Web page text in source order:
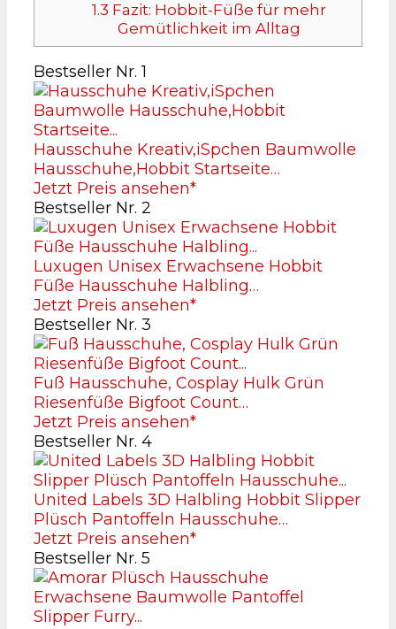
1.3 Fazit: Hobbit-Füße für mehr
Gemütlichkeit im Alltag
Bestseller Nr. 1
Hausschuhe Kreativ,iSpchen Baumwolle
Hausschuhe,Hobbit Startseite…
Jetzt Preis ansehen*
Bestseller Nr. 2
Luxugen Unisex Erwachsene Hobbit
Füße Hausschuhe Halbling…
Jetzt Preis ansehen*
Bestseller Nr. 3
Fuß Hausschuhe, Cosplay Hulk Grün
Riesenfüße Bigfoot Count…
Jetzt Preis ansehen*
Bestseller Nr. 4
United Labels 3D Halbling Hobbit Slipper
Plüsch Pantoffeln Hausschuhe…
Jetzt Preis ansehen*
Bestseller Nr. 5